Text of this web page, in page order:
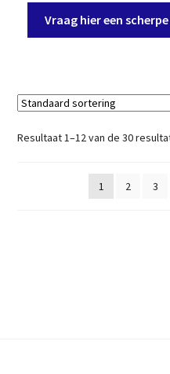
Vraag hier een
Resultaat 1–12 van de 30
1 2 3